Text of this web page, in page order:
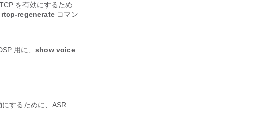
を有効にするため
rtcp-regenerate コマン
用に、 show voice
するために、ASR